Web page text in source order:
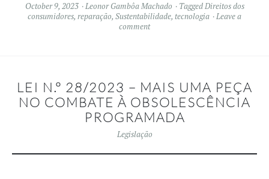
October 9, 2023 Leonor Gambôa Machado TaggedDireitos dos
consumidores, reparação, Sustentabilidade, tecnologia
Leave a
comment
LEI N.º 28/2023 – MAIS UMA PEÇA
NO COMBATE À OBSOLESCÊNCIA
PROGRAMADA
Legislação